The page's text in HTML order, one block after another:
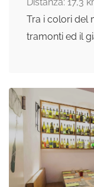
Distanza: 17,3
Tra i colori del
tramonti ed il